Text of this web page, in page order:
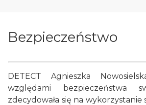
Bezpieczeństwo
DETECT Agnieszka
względami bezpieczeństwa
zdecydowała się na wykorzystanie